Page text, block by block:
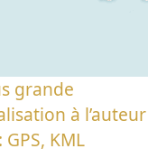
grande
à l’auteur
KML